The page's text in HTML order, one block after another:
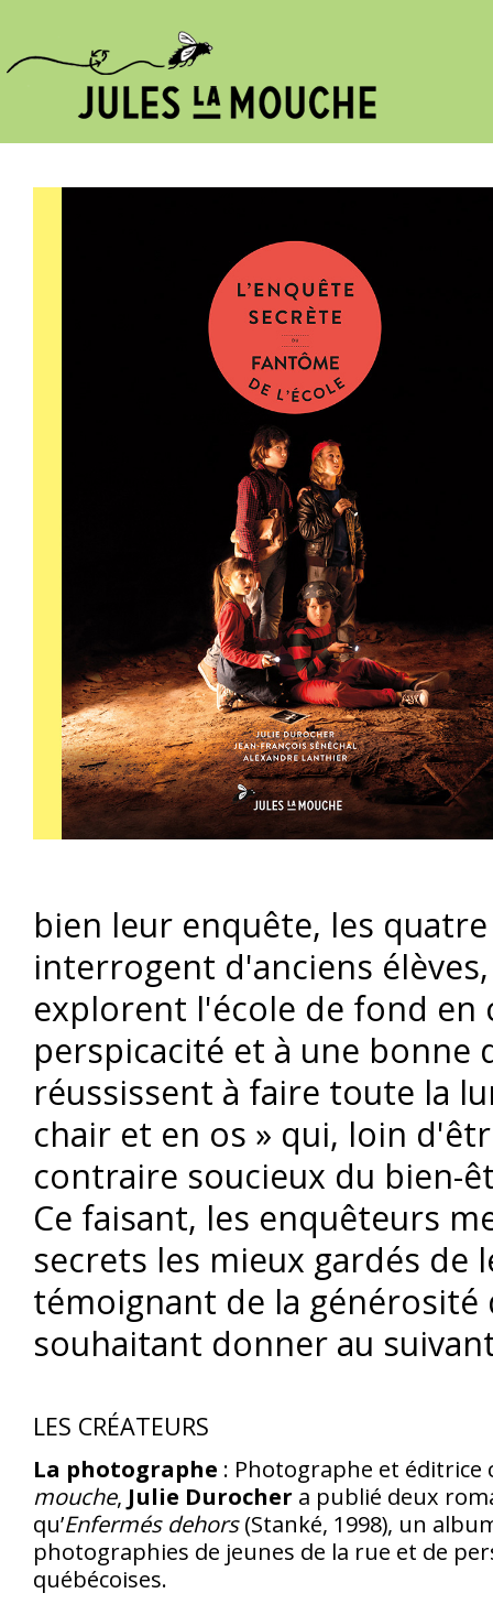
bien leur enquête, les
interrogent d'anciens
explorent l'école de fond en
perspicacité et à une bonne
réussissent à faire toute la
chair et en os » qui, loin
contraire soucieux du bien-
Ce faisant, les enquêteurs
secrets les mieux gardés de
témoignant de la générosité
souhaitant donner au
LES CRÉATEURS
La photographe : Photographe et éditrice
mouche, Julie Durocher a publié deux
qu’Enfermés dehors(Stanké, 1998), un
photographies de jeunes de la rue et de
québécoises.